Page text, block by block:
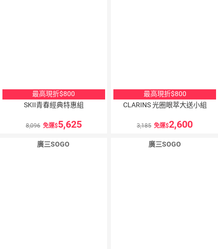
最高現折$800
SKII青春經典特惠組
8,096 免運 5,625
最高現折$800
CLARINS 光圈眼萃大送小組
3,185 免運 2,600
廣三SOGO 廣三SOGO